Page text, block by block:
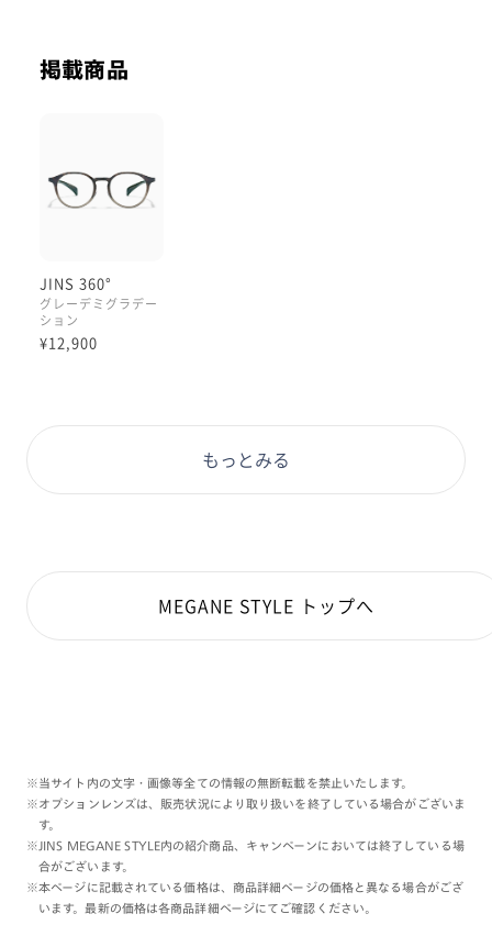
こちらのグレーデミグラデーションのカラーが下に向か
ってブラウンが薄くなっていくお色味なので、
掲載商品
JINS 360°
グレーデミグラデー
ション
¥12,900
もっとみる
MEGANE STYLE トップへ
※当サイト内の文字・画像等全ての情報の無断転載を禁止いたします。
※オプションレンズは、販売状況により取り扱いを終了している場合がございま
す。
※JINS MEGANE STYLE内の紹介商品、キャンペーンにおいては終了している場
合がございます。
※本ページに記載されている価格は、商品詳細ページの価格と異なる場合がござ
います。最新の価格は各商品詳細ページにてご確認ください。